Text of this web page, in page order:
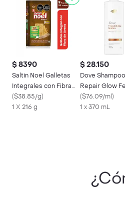
$ 8390
Saltin Noel Galletas
Integrales con Fibra
de Trigo y Avena
($38.85/g)
1 X 216 g
$ 28.150
Dove
Repair Glow
($76.09/ml)
1 x 370 mL